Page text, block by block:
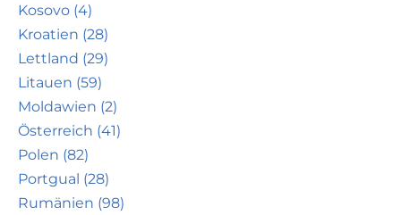
Kosovo (4)
Kroatien (28)
Lettland (29)
Litauen (59)
Moldawien (2)
Österreich (41)
Polen (82)
Portgual (28)
Rumänien (98)